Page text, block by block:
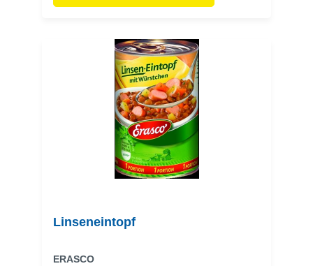
Linseneintopf
ERASCO